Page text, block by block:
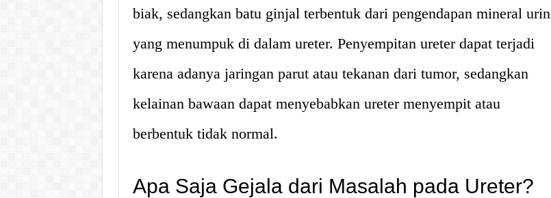
biak, sedangkan batu ginjal terbentuk dari pengendapan mineral urin
yang menumpuk di dalam ureter. Penyempitan ureter dapat terjadi
karena adanya jaringan parut atau tekanan dari tumor, sedangkan
kelainan bawaan dapat menyebabkan ureter menyempit atau
berbentuk tidak normal.
Apa Saja Gejala dari Masalah pada Ureter?